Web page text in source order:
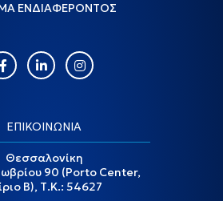
ΕΝΔΙΑΦΕΡΟΝΤΟΣ
ΕΠΙΚΟΙΝΩΝΙΑ
Θεσσαλονίκη
90 (Porto Center,
Β), Τ.Κ.: 54627